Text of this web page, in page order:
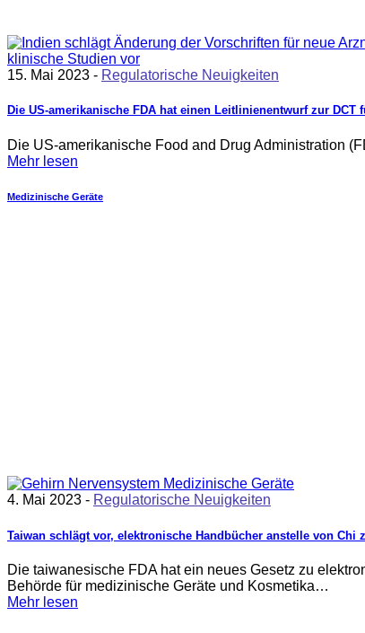
15. Mai 2023 - Regulatorische Neuigkeiten
Die US-amerikanische FDA hat einen Leitlinienentwurf zur
Die US-amerikanische Food and Drug Administration
Mehr lesen
Medizinische Geräte
4. Mai 2023 - Regulatorische Neuigkeiten
Taiwan schlägt vor, elektronische Handbücher anstelle von Chi
Die taiwanesische FDA hat ein neues Gesetz zu
Behörde für medizinische Geräte und Kosmetika…
Mehr lesen